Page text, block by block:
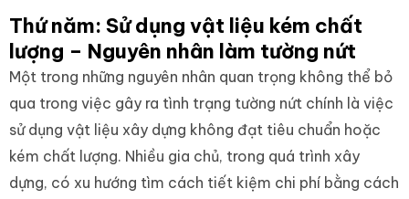
Thứ năm: Sử dụng vật liệu kém chất
lượng – Nguyên nhân làm tường nứt
Một trong những nguyên nhân quan trọng không thể bỏ
qua trong việc gây ra tình trạng tường nứt chính là việc
sử dụng vật liệu xây dựng không đạt tiêu chuẩn hoặc
kém chất lượng. Nhiều gia chủ, trong quá trình xây
dựng, có xu hướng tìm cách tiết kiệm chi phí bằng cách